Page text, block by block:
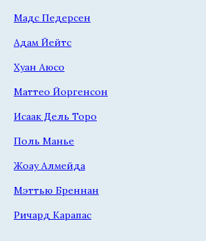
Мадс Педерсен
Адам Йейтс
Хуан Аюсо
Маттео Йоргенсон
Исаак Дель Торо
Поль Манье
Жоау Алмейда
Мэттью Бреннан
Ричард Карапас